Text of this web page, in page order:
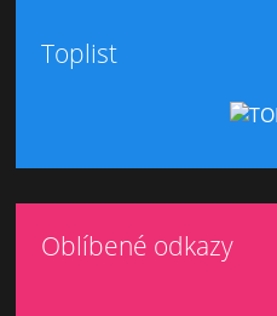
Toplist
Oblíbené odkazy